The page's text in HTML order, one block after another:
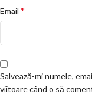
Email *
Salvează-mi numele,
viitoare când o să